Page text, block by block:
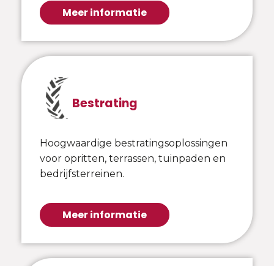
Meer informatie
Bestrating
Hoogwaardige bestratingsoplossingen
voor opritten, terrassen, tuinpaden en
bedrijfsterreinen.
Meer informatie